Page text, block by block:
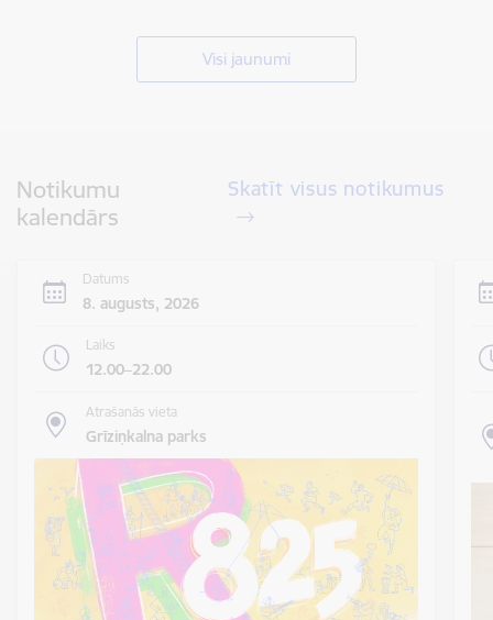
Visi jaunumi
Notikumu
kalendārs
Skatīt visus notikumus
Datums
8. augusts, 2026
Laiks
12.00–22.00
Atrašanās vieta
Grīziņkalna parks